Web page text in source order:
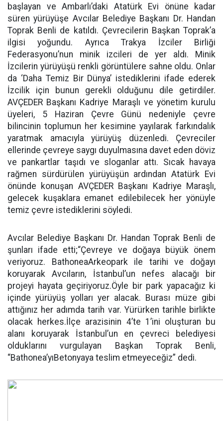
başlayan ve Ambarlı’daki Atatürk Evi önüne kadar
süren yürüyüşe Avcılar Belediye Başkanı Dr. Handan
Toprak Benli de katıldı. Çevrecilerin Başkan Toprak’a
ilgisi yoğundu. Ayrıca Trakya İzciler Birliği
Federasyonu’nun minik izcileri de yer aldı. Minik
İzcilerin yürüyüşü renkli görüntülere sahne oldu. Onlar
da ‘Daha Temiz Bir Dünya’ istediklerini ifade ederek
İzcilik için bunun gerekli olduğunu dile getirdiler.
AVÇEDER Başkanı Kadriye Maraşlı ve yönetim kurulu
üyeleri, 5 Haziran Çevre Günü nedeniyle çevre
bilincinin toplumun her kesimine yayılarak farkındalık
yaratmak amacıyla yürüyüş düzenledi. Çevreciler
ellerinde çevreye saygı duyulmasına davet eden döviz
ve pankartlar taşıdı ve sloganlar attı. Sıcak havaya
rağmen sürdürülen yürüyüşün ardından Atatürk Evi
önünde konuşan AVÇEDER Başkanı Kadriye Maraşlı,
gelecek kuşaklara emanet edilebilecek her yönüyle
temiz çevre istediklerini söyledi.
Avcılar Belediye Başkanı Dr. Handan Toprak Benli de
şunları ifade etti;“Çevreye ve doğaya büyük önem
veriyoruz. BathoneaArkeopark ile tarihi ve doğayı
koruyarak Avcıların, İstanbul’un nefes alacağı bir
projeyi hayata geçiriyoruz.Öyle bir park yapacağız ki
içinde yürüyüş yolları yer alacak. Burası müze gibi
attığınız her adımda tarih var. Yürürken tarihle birlikte
olacak herkes.İlçe arazisinin 4’te 1’ini oluşturan bu
alanı koruyarak İstanbul’un en çevreci belediyesi
olduklarını vurgulayan Başkan Toprak Benli,
“Bathonea’yıBetonyaya teslim etmeyeceğiz” dedi.